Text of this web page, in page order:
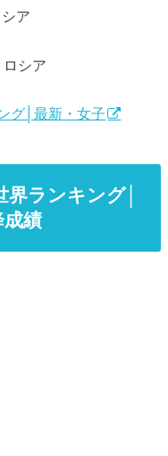
ア
シア
グ│最新・女子
ランキング│
績